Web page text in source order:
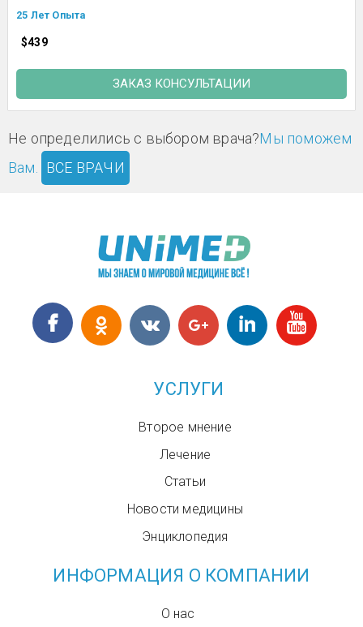
25 Лет Опыта
$439
ЗАКАЗ КОНСУЛЬТАЦИИ
Не определились с выбором врача?Мы поможем
Вам. ВСЕ ВРАЧИ
УСЛУГИ
Второе мнение
Лечение
Статьи
Новости медицины
Энциклопедия
ИНФОРМАЦИЯ О КОМПАНИИ
О нас